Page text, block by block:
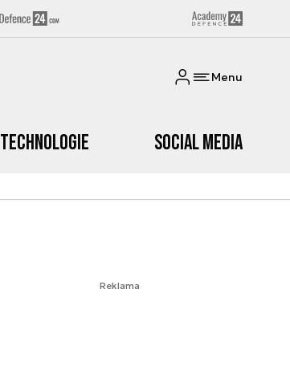
Menu
Technologie Social media
Reklama